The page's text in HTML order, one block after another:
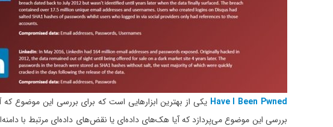
Have I Been Pwned یکی از بهترین ابزارهایی است که برای بررسی این موضوع
بررسی این موضوع می‌پردازد که آیا هک‌های داده‌ای یا نقض‌های داده‌ای مرتبط با